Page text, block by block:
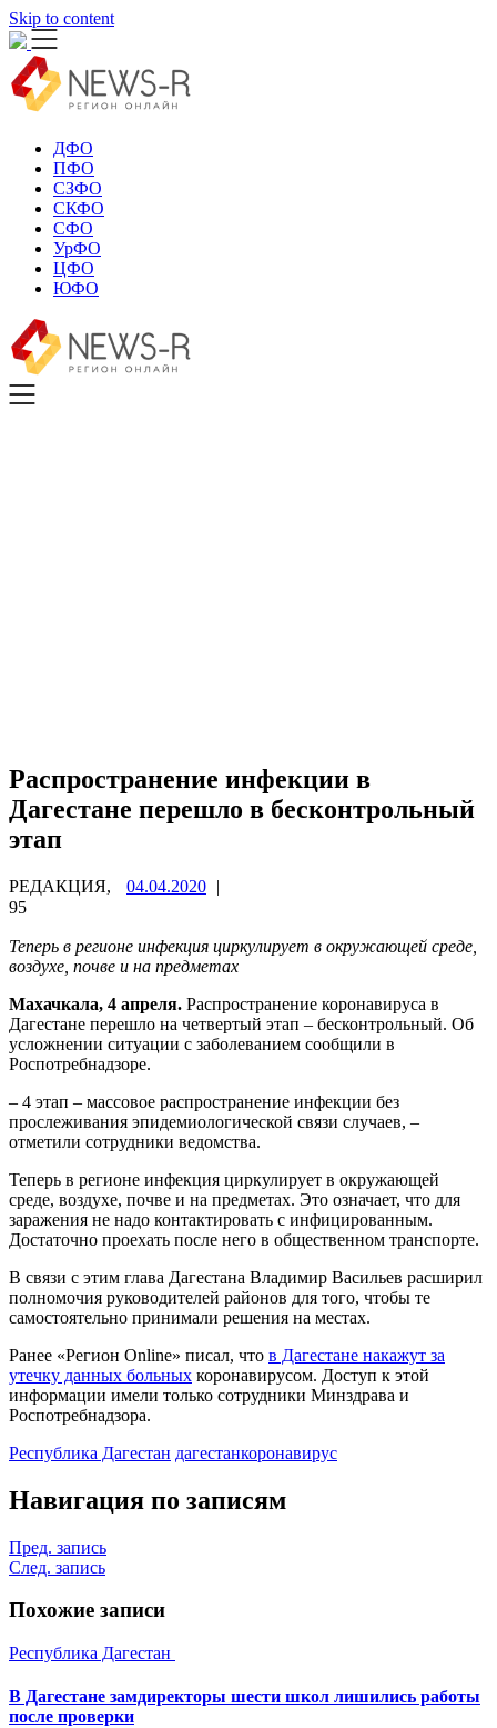
Skip to content
ДФО
ПФО
СЗФО
СКФО
СФО
УрФО
ЦФО
ЮФО
Распространение инфекции в
Дагестане перешло в бесконтрольный
этап
РЕДАКЦИЯ, 04.04.2020 |
95
Теперь в регионе инфекция циркулирует в окружающей среде,
воздухе, почве и на предметах
Махачкала, 4 апреля. Распространение коронавируса в
Дагестане перешло на четвертый этап – бесконтрольный. Об
усложнении ситуации с заболеванием сообщили в
Роспотребнадзоре.
– 4 этап – массовое распространение инфекции без
прослеживания эпидемиологической связи случаев, –
отметили сотрудники ведомства.
Теперь в регионе инфекция циркулирует в окружающей
среде, воздухе, почве и на предметах. Это означает, что для
заражения не надо контактировать с инфицированным.
Достаточно проехать после него в общественном транспорте.
В связи с этим глава Дагестана Владимир Васильев расширил
полномочия руководителей районов для того, чтобы те
самостоятельно принимали решения на местах.
Ранее «Регион Online» писал, что в Дагестане накажут за
утечку данных больных коронавирусом. Доступ к этой
информации имели только сотрудники Минздрава и
Роспотребнадзора.
Республика Дагестан дагестанкоронавирус
Навигация по записям
Пред. запись
След. запись
Похожие записи
Республика Дагестан
В Дагестане замдиректоры шести школ лишились работы
после проверки